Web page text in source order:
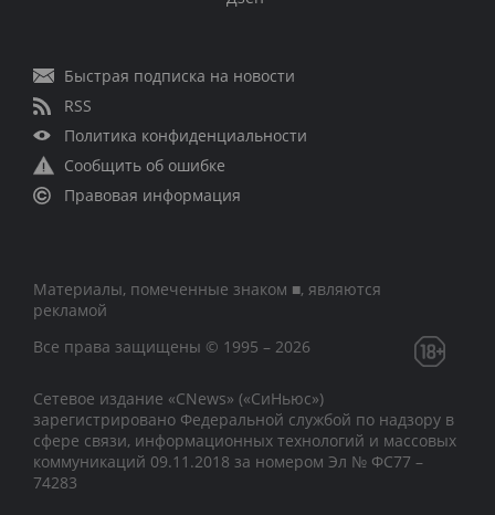
Быстрая подписка на новости
RSS
Политика конфиденциальности
Сообщить об ошибке
Правовая информация
Материалы, помеченные знаком ■, являются
рекламой
Все права защищены © 1995 – 2026
Сетевое издание «CNews» («СиНьюс»)
зарегистрировано Федеральной службой по надзору в
сфере связи, информационных технологий и массовых
коммуникаций 09.11.2018 за номером Эл № ФС77 –
74283